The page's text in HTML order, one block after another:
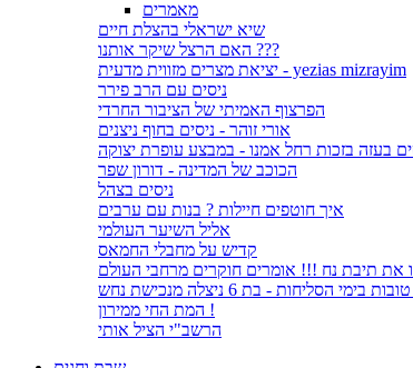
מאמרים
שיא ישראלי בהצלת חיים
האם הרצל שיקר אותנו ???
יציאת מצרים מזווית מדעית - yezias mizrayim
ניסים עם הרב פירר
הפרצוף האמיתי של הציבור החרדי
אורי זוהר - ניסים בחוף ניצנים
בעזה בזכות רחל אמנו - במבצע עופרת יצוקה
הכוכב של המדינה - דורון שפר
ניסים בצהל
איך חוטפים חיילות ? בנות עם ערבים
אליל השיער העולמי
קדיש על מחבלי החמאס
הסליחות - בת 6 ניצלה מנכישת נחש
המת החי ממירון !
הרשב"י הציל אותי